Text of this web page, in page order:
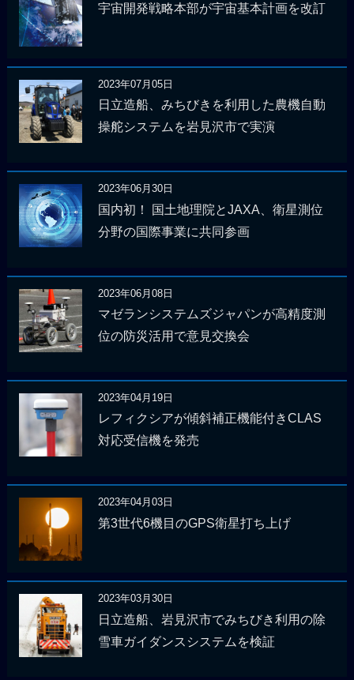
宇宙開発戦略本部が宇宙基本計画を改訂
2023年07月05日
日立造船、みちびきを利用した農機自動
操舵システムを岩見沢市で実演
2023年06月30日
国内初！ 国土地理院とJAXA、衛星測位
分野の国際事業に共同参画
2023年06月08日
マゼランシステムズジャパンが高精度測
位の防災活用で意見交換会
2023年04月19日
レフィクシアが傾斜補正機能付きCLAS
対応受信機を発売
2023年04月03日
第3世代6機目のGPS衛星打ち上げ
2023年03月30日
日立造船、岩見沢市でみちびき利用の除
雪車ガイダンスシステムを検証